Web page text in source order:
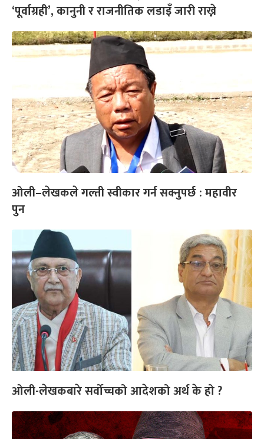
‘पूर्वाग्रही’, कानुनी र राजनीतिक लडाइँ जारी राख्ने
ओली–लेखकले गल्ती स्वीकार गर्न सक्नुपर्छ : महावीर
पुन
ओली-लेखकबारे सर्वोच्चको आदेशको अर्थ के हो ?